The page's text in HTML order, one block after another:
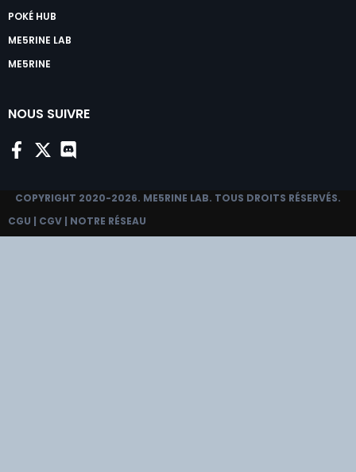
POKÉ HUB
ME5RINE LAB
ME5RINE
NOUS SUIVRE
COPYRIGHT 2020-2026. ME5RINE LAB. TOUS DROITS RÉSERVÉS.
CGU | CGV | NOTRE RÉSEAU